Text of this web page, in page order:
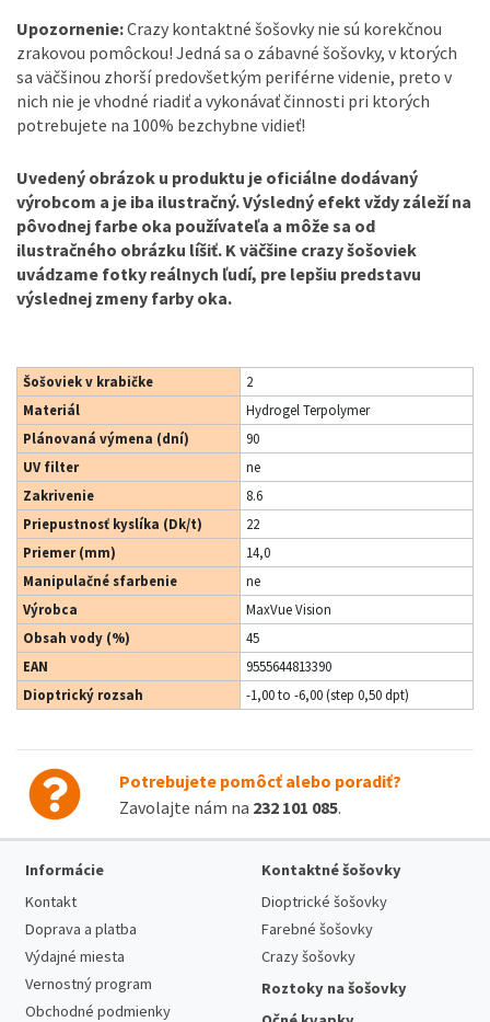
Upozornenie:Crazy kontaktné šošovky nie sú korekčnou
zrakovou pomôckou! Jedná sa o zábavné šošovky, v ktorých
sa väčšinou zhorší predovšetkým periférne videnie, preto v
nich nie je vhodné riadiť a vykonávať činnosti pri ktorých
potrebujete na 100% bezchybne vidieť!
Uvedený obrázok u produktu je oficiálne dodávaný
výrobcom a je iba ilustračný. Výsledný efekt vždy záleží na
pôvodnej farbe oka používateľa a môže sa od
ilustračného obrázku líšiť. K väčšine crazy šošoviek
uvádzame fotky reálnych ľudí, pre lepšiu predstavu
výslednej zmeny farby oka.
Šošoviek v krabičke
2
Materiál
Hydrogel Terpolymer
Plánovaná výmena (dní)
90
UV filter
ne
Zakrivenie
8.6
Priepustnosť kyslíka (Dk/t)
22
Priemer (mm)
14,0
Manipulačné sfarbenie
ne
Výrobca
MaxVue Vision
Obsah vody (%)
45
EAN
9555644813390
Dioptrický rozsah
-1,00 to -6,00 (step 0,50 dpt)
Potrebujete pomôcť alebo poradiť?
Zavolajte nám na 232 101 085.
Informácie
Kontakt
Doprava a platba
Výdajné miesta
Vernostný program
Obchodné podmienky
Kontaktné šošovky
Dioptrické šošovky
Farebné šošovky
Crazy šošovky
Roztoky na šošovky